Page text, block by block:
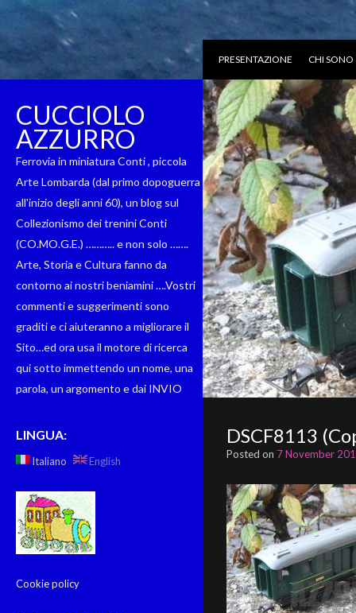
PRESENTAZIONE CHI SONO
CUCCIOLO
AZZURRO
Ferrovia in miniatura Conti , piccola
Arte Lombarda (dal primo dopoguerra
all'inizio degli anni 60), un blog sul
Collezionismo dei trenini Conti
(CO.MO.G.E.) ……….. e non solo …….
Arte, Storia e Cultura fanno da
contorno ai nostri beniamini ….Vostri
commenti e suggerimenti sono
graditi e ci aiuteranno a migliorare il
Sito…ed ora usa il motore di ricerca
qui sotto immettendo un nome, una
parola, un argomento e dai INVIO
LINGUA:
Italiano English
Cookie policy
DSCF8113
Posted on 7 November